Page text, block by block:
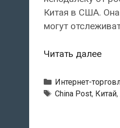
Китая в США.
могут
Читать далее
на
Рубрики
Интернет-
Метки
China Post, Китай,